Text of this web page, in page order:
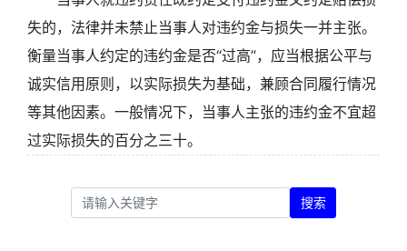
失的，法律并未禁止当事人对违约金与损失一并主张。
衡量当事人约定的违约金是否“过高”，应当根据公平与
诚实信用原则，以实际损失为基础，兼顾合同履行情况
等其他因素。一般情况下，当事人主张的违约金不宜超
过实际损失的百分之三十。
搜索